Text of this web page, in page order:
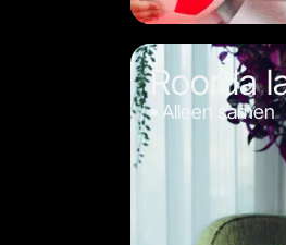
Roorda
Alleen samen